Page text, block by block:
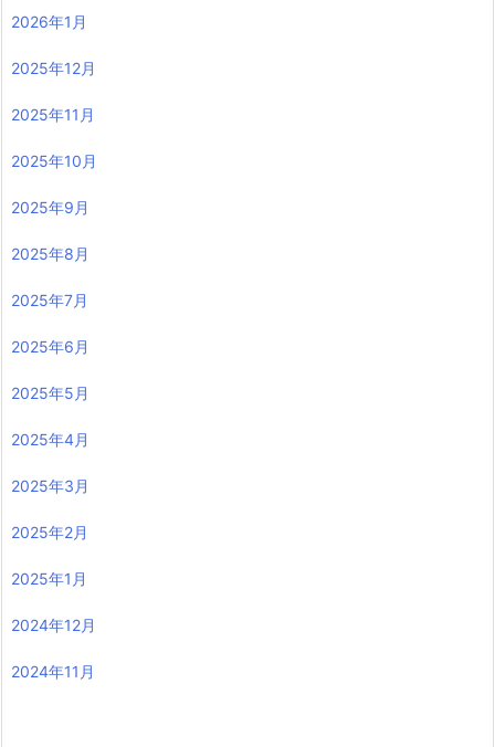
2026年1月
2025年12月
2025年11月
2025年10月
2025年9月
2025年8月
2025年7月
2025年6月
2025年5月
2025年4月
2025年3月
2025年2月
2025年1月
2024年12月
2024年11月